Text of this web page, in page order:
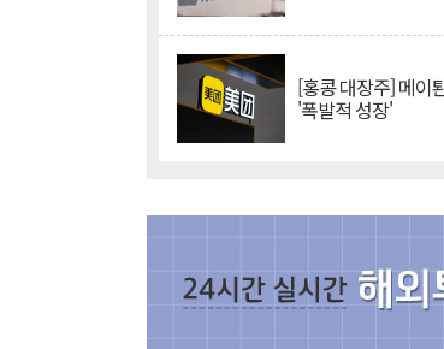
[홍콩 대장주] 메이
'폭발적 성장'